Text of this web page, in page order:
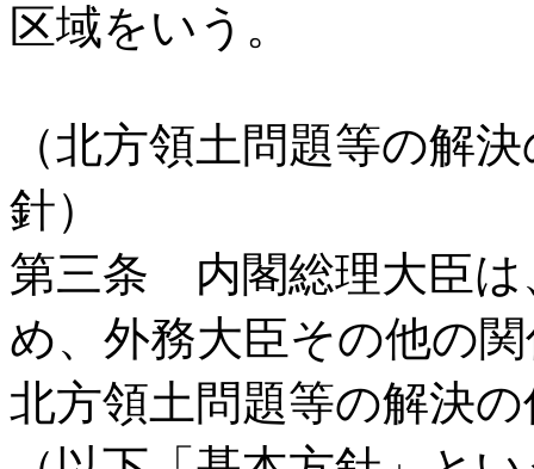
区域をいう。
（北方領土問題等の解
針）
第三条 内閣総理大臣は
め、外務大臣その他の
北方領土問題等の解決